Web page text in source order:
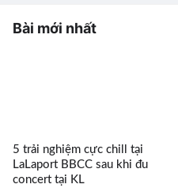
Bài mới nhất
5 trải nghiệm cực chill tại
LaLaport BBCC sau khi đu
concert tại KL